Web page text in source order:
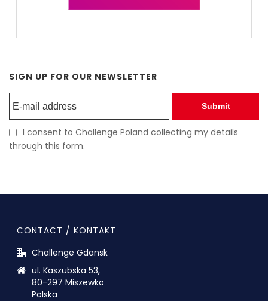
SIGN UP FOR OUR NEWSLETTER
Submit
I consent to Challenge Poland collecting my details
through this form.
CONTACT / KONTAKT
Challenge Gdansk
ul. Kaszubska 53,
80-297 Miszewko
Polska